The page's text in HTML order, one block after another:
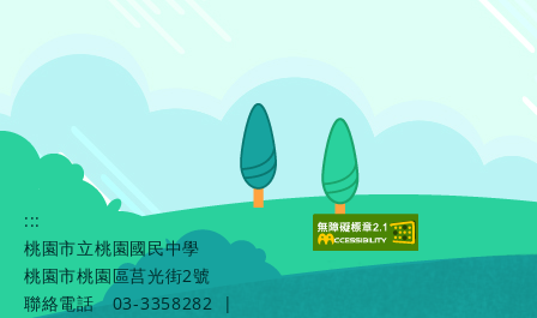
:::
桃園市立桃園國民中學
桃園市桃園區莒光街2號
聯絡電話
03-3358282
|